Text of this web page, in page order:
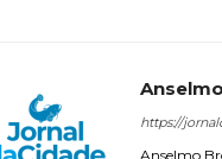
https://
Anselmo